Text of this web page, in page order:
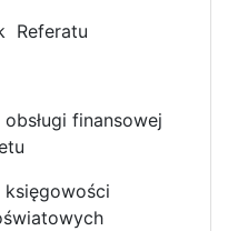
Referatu
finansowej